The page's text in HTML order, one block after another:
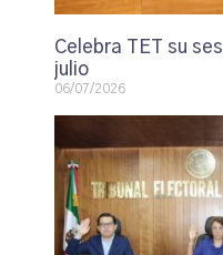
Celebra TET su
julio
06/07/2026